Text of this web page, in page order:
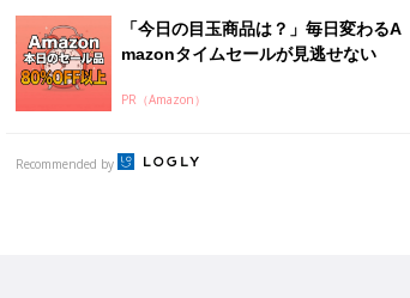
「今日の目玉商品は？」毎日変わるA
mazonタイムセールが見逃せない
PR（Amazon）
Recommended by